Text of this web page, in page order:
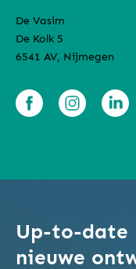
De Vasim
De Kolk 5
6541 AV, Nijmegen
Up-to-date
nieuwe